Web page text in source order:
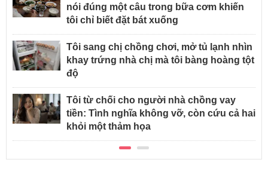
nói đúng một câu trong bữa cơm khiến
tôi chỉ biết đặt bát xuống
Tôi sang chị chồng chơi, mở tủ lạnh nhìn
khay trứng nhà chị mà tôi bàng hoàng tột
độ
Tôi từ chối cho người nhà chồng vay
tiền: Tình nghĩa không vỡ, còn cứu cả hai
khỏi một thảm họa